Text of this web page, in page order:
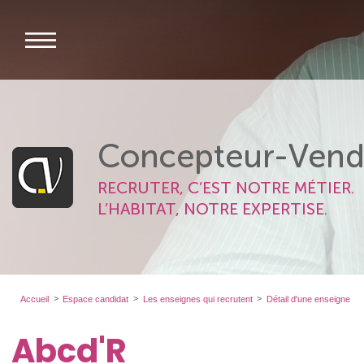
Concepteur-
RECRUTER, C’EST NOTRE MÉTIER.
L’HABITAT, NOTRE EXPERTISE.
Accueil Espace candidat Les enseignes qui recrutent Détail d'une enseigne
Abcd'R